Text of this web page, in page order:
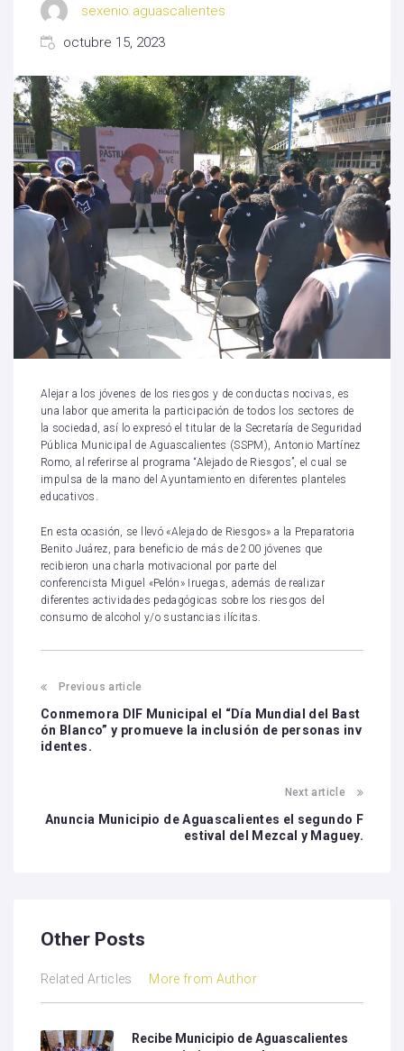
sexenio aguascalientes
octubre 15, 2023
Alejar a los jóvenes de los riesgos y de conductas nocivas, es
una labor que amerita la participación de todos los sectores de
la sociedad, así lo expresó el titular de la Secretaría de Seguridad
Pública Municipal de Aguascalientes (SSPM), Antonio Martínez
Romo, al referirse al programa “Alejado de Riesgos”, el cual se
impulsa de la mano del Ayuntamiento en diferentes planteles
educativos.
En esta ocasión, se llevó «Alejado de Riesgos» a la Preparatoria
Benito Juárez, para beneficio de más de 200 jóvenes que
recibieron una charla motivacional por parte del
conferencista Miguel «Pelón» Iruegas, además de realizar
diferentes actividades pedagógicas sobre los riesgos del
consumo de alcohol y/o sustancias ilícitas.
Previous article
Conmemora DIF Municipal el “Día Mundial del Bast
ón Blanco” y promueve la inclusión de personas inv
identes.
Next article
Anuncia Municipio de Aguascalientes el segundo F
estival del Mezcal y Maguey.
Other Posts
Related Articles More from Author
Recibe Municipio de Aguascalientes